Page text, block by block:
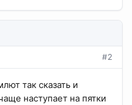
#2
так сказать и
наступает на пятки